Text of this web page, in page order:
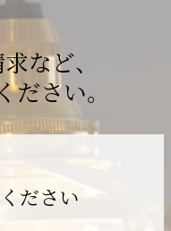
など、
さい。
ださい